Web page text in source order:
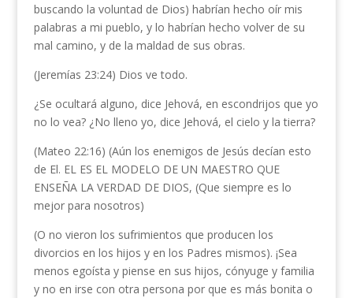
buscando la voluntad de Dios) habrían hecho oír mis
palabras a mi pueblo, y lo habrían hecho volver de su
mal camino, y de la maldad de sus obras.
(Jeremías 23:24) Dios ve todo.
¿Se ocultará alguno, dice Jehová, en escondrijos que yo
no lo vea? ¿No lleno yo, dice Jehová, el cielo y la tierra?
(Mateo 22:16) (Aún los enemigos de Jesús decían esto
de El. EL ES EL MODELO DE UN MAESTRO QUE
ENSEÑA LA VERDAD DE DIOS, (Que siempre es lo
mejor para nosotros)
(O no vieron los sufrimientos que producen los
divorcios en los hijos y en los Padres mismos). ¡Sea
menos egoísta y piense en sus hijos, cónyuge y familia
y no en irse con otra persona por que es más bonita o